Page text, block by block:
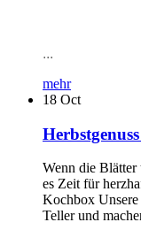
...
mehr
18 Oct
Wenn die Blätter
es Zeit für
Kochbox Unsere
Teller und